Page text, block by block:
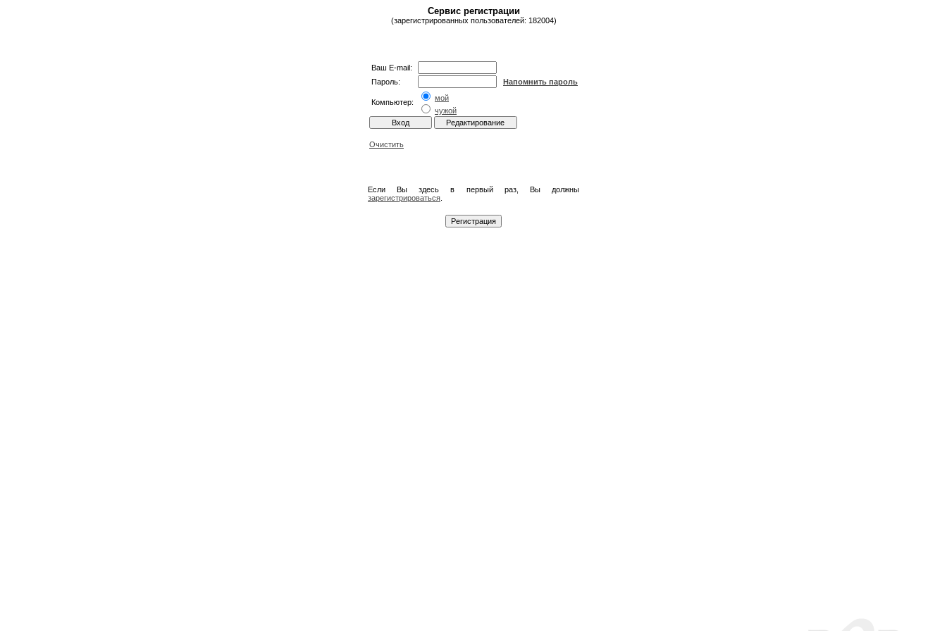
Сервис регистрации
(зарегистрированных пользователей: 182004)
Ваш E-mail:
Пароль:
Напомнить пароль
Компьютер:
мой
чужой
Очистить
Если Вы здесь в первый раз, Вы должны
зарегистрироваться